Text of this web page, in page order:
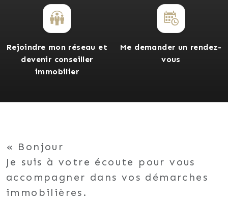
Rejoindre mon réseau et
devenir conseiller
immobilier
Me demander un rendez-
vous
Bonjour
Je suis à votre écoute pour vous
accompagner dans vos démarches
immobilières.